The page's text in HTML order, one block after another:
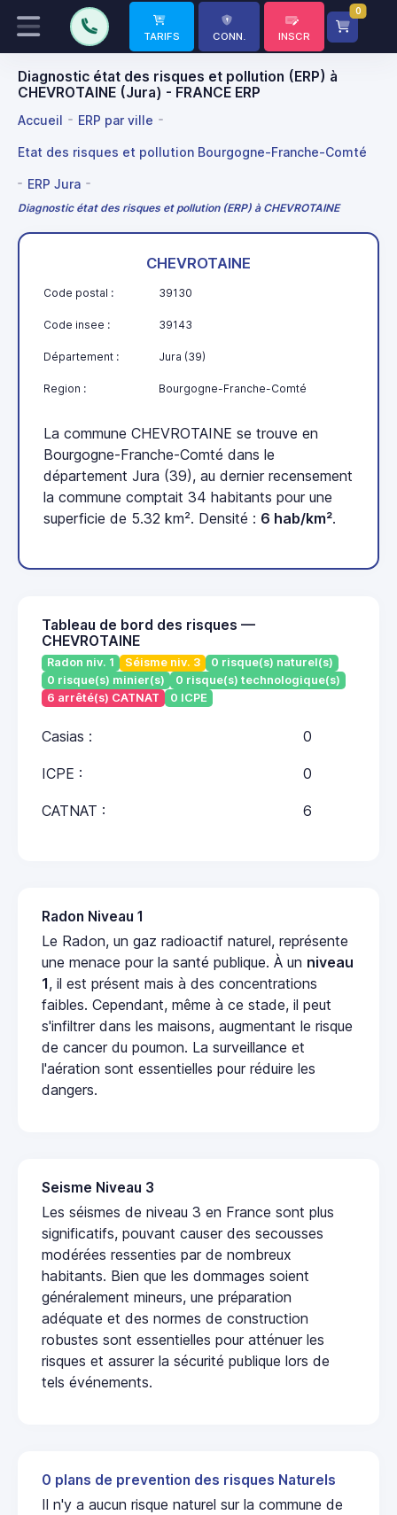
TARIFS CONN. INSCR
0
Diagnostic état des risques et pollution (ERP) à
CHEVROTAINE (Jura) - FRANCE ERP
Accueil ERP par ville
Etat des risques et pollution Bourgogne-Franche-Comté
ERP Jura
Diagnostic état des risques et pollution (ERP) à CHEVROTAINE
CHEVROTAINE
Code postal : 39130
Code insee : 39143
Département : Jura (39)
Region : Bourgogne-Franche-Comté
La commune CHEVROTAINE se trouve en
Bourgogne-Franche-Comté dans le
département Jura (39), au dernier recensement
la commune comptait 34 habitants pour une
superficie de 5.32 km². Densité : 6 hab/km².
Tableau de bord des risques —
CHEVROTAINE
Radon niv. 1 Séisme niv. 3
0 risque(s) naturel(s)
0 risque(s) minier(s)
0 risque(s) technologique(s)
6 arrêté(s) CATNAT
0 ICPE
Casias : 0
ICPE : 0
CATNAT : 6
Radon Niveau 1
Le Radon, un gaz radioactif naturel, représente
une menace pour la santé publique. À un niveau
1, il est présent mais à des concentrations
faibles. Cependant, même à ce stade, il peut
s'infiltrer dans les maisons, augmentant le risque
de cancer du poumon. La surveillance et
l'aération sont essentielles pour réduire les
dangers.
Seisme Niveau 3
Les séismes de niveau 3 en France sont plus
significatifs, pouvant causer des secousses
modérées ressenties par de nombreux
habitants. Bien que les dommages soient
généralement mineurs, une préparation
adéquate et des normes de construction
robustes sont essentielles pour atténuer les
risques et assurer la sécurité publique lors de
tels événements.
0 plans de prevention des risques Naturels
Il n'y a aucun risque naturel sur la commune de